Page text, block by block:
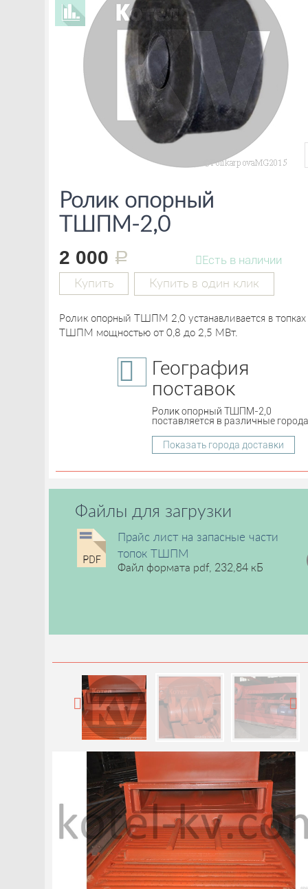
Ролик опорный
ТШПМ-2,0
2 000 руб. Есть в наличии
Купить Купить в один клик
Ролик опорный ТШПМ 2,0 устанавливается в топках
ТШПМ мощностью от 0,8 до 2,5 МВт.
География
поставок
Ролик опорный ТШПМ-2,0
поставляется в различные
Показать города доставки
Файлы для загрузки
Прайс лист на запасные части
топок ТШПМ
Файл формата pdf, 232,84 кБ